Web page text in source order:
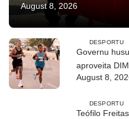
August 8, 2026
DESPORTU
Governu
aproveita
dezenvolve
August 8,
DESPORTU
Teófilo